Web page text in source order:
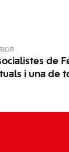
de
i una de